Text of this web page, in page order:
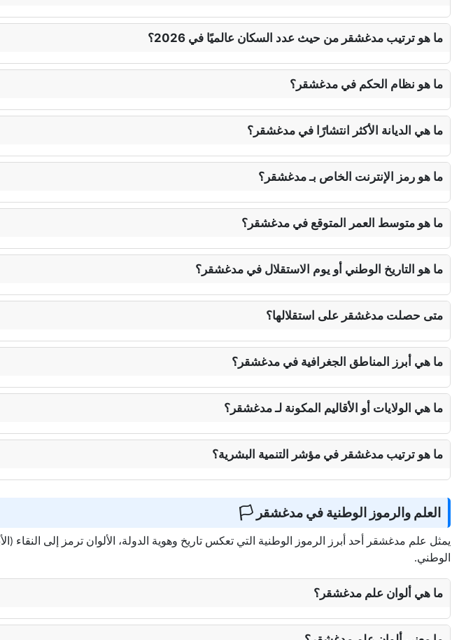
ما هو ترتيب مدغشقر من حيث عدد السكان عالميًا في 2026؟
ما هو نظام الحكم في مدغشقر؟
ما هي الديانة الأكثر انتشارًا في مدغشقر؟
ما هو رمز الإنترنت الخاص بـ مدغشقر؟
ما هو متوسط العمر المتوقع في مدغشقر؟
ما هو التاريخ الوطني أو يوم الاستقلال في مدغشقر؟
متى حصلت مدغشقر على استقلالها؟
ما هي أبرز المناطق الجغرافية في مدغشقر؟
ما هي الولايات أو الأقاليم المكونة لـ مدغشقر؟
ما هو ترتيب مدغشقر في مؤشر التنمية البشرية؟
العلم والرموز الوطنية في مدغشقر 🏳️
يمثل علم مدغشقر أحد أبرز الرموز الوطنية التي تعكس تاريخ وهوية الدولة، الألوان ترمز إلى النقاء
الوطني.
ما هي ألوان علم مدغشقر؟